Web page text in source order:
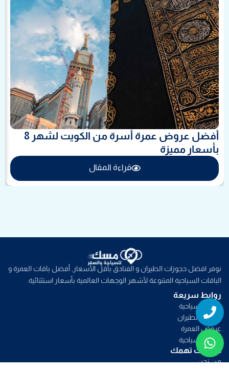
Phone
Whatsapp
أفضل عروض عمرة أسرة من الكويت لشهر 8
بأسعار مميزة
قراءة المقال
نوفر افضل حجوزات الطيران و الفنادق بأقل الأسعار, أفضل باقات العمرة و
الباقات السياحية المتنوعة لأشهر الوجهات العالمية بأسعار استثنائية.
روابط سريعة
خدمات سياحية
عروض الطيران
عروض العمرة
عروض سياحية
صفحات تهمك
من نحن